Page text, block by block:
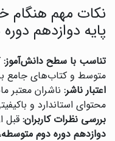
نکات مهم هنگام
پایه دوازدهم
تناسب با سطح دانش‌آموز:
متوسط و کتاب‌های جامع
اعتبار ناشر: ناشران معتبر
محتوای استاندارد و
بررسی نظرات کاربران: قبل
دوازدهم دوره دوم متوسطه